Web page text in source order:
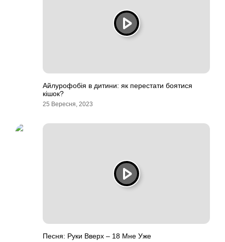
Айлурофобія в дитини: як перестати боятися
кішок?
25 Вересня, 2023
Песня: Руки Вверх – 18 Мне Уже